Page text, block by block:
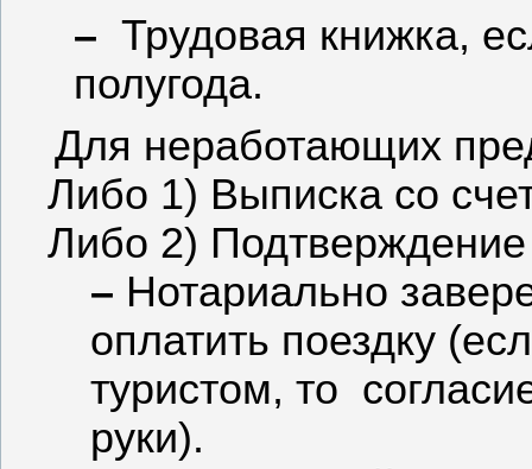
– Трудовая книжка,
полугода.
Для неработающих
Либо 1) Выписка со
Либо 2) Подтверждение
– Нотариально
оплатить поездку
туристом, то
руки).